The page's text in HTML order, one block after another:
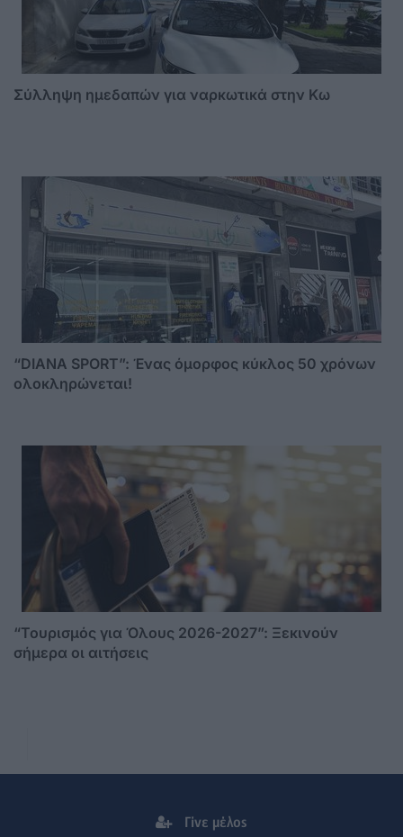
Σύλληψη ημεδαπών για ναρκωτικά στην Κω
“DIANA SPORT”: Ένας όμορφος κύκλος 50 χρόνων
ολοκληρώνεται!
“Τουρισμός για Όλους 2026-2027”: Ξεκινούν
σήμερα οι αιτήσεις
Γίνε μέλος